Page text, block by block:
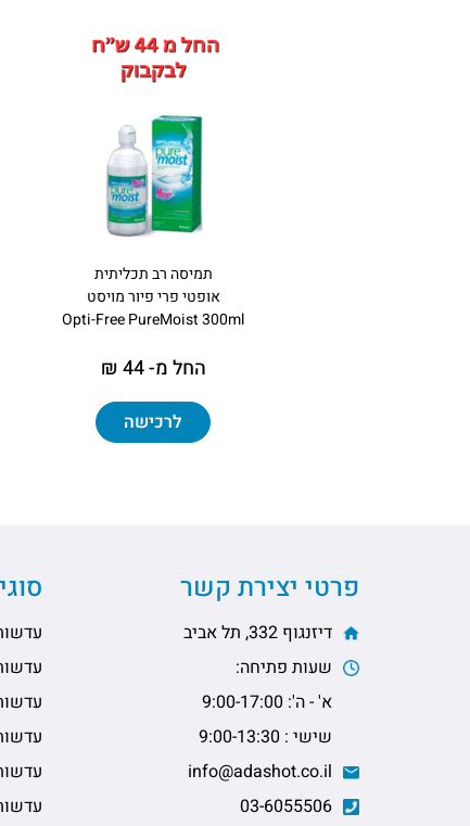
תמיסה רב תכליתית
אופטי פרי פיור מויסט
Opti-Free PureMoist 300ml
החל מ- 44 ₪
לרכישה
פרטי יצירת קשר
דיזנגוף 332, תל אביב
שעות פתיחה:
א' - ה': 9:00-17:00
שישי : 9:00-13:30